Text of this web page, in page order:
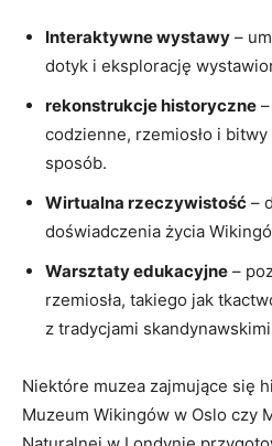
Interaktywne wystawy –
dotyk i eksplorację
rekonstrukcje historyczne
codzienne, rzemiosło i
sposób.
Wirtualna rzeczywistość –
doświadczenia życia
Warsztaty edukacyjne –
rzemiosła, takiego jak
z tradycjami
Niektóre muzea zajmujące się
Muzeum Wikingów w Oslo czy